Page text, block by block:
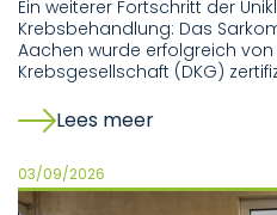
Ein weiterer Fortschritt der
Krebsbehandlung: Das
Aachen wurde erfolgreich
Krebsgesellschaft (DKG)
Lees meer
03/09/2026